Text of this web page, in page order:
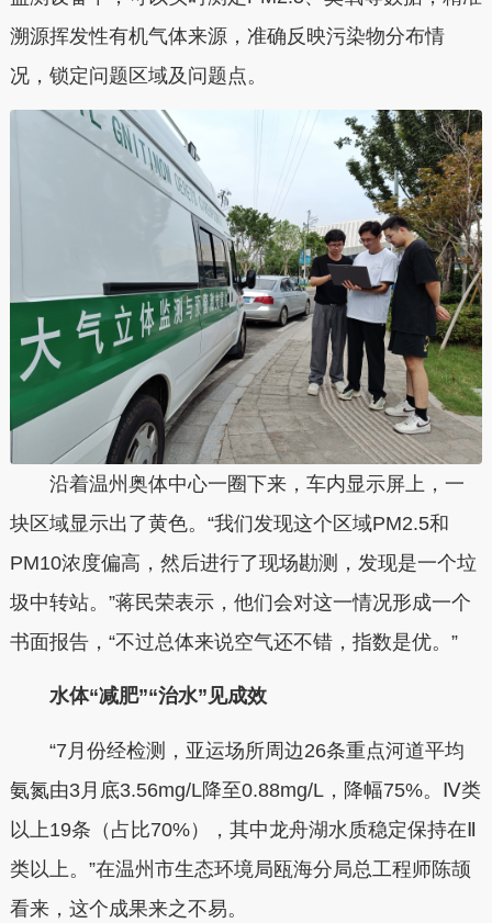
溯源挥发性有机气体来源，准确反映污染物分布情
况，锁定问题区域及问题点。
沿着温州奥体中心一圈下来，车内显示屏上，一
块区域显示出了黄色。“我们发现这个区域PM2.5和
PM10浓度偏高，然后进行了现场勘测，发现是一个垃
圾中转站。”蒋民荣表示，他们会对这一情况形成一个
书面报告，“不过总体来说空气还不错，指数是优。”
水体“减肥”“治水”见成效
“7月份经检测，亚运场所周边26条重点河道平均
氨氮由3月底3.56mg/L降至0.88mg/L，降幅75%。Ⅳ类
以上19条（占比70%），其中龙舟湖水质稳定保持在Ⅱ
类以上。”在温州市生态环境局瓯海分局总工程师陈颉
看来，这个成果来之不易。